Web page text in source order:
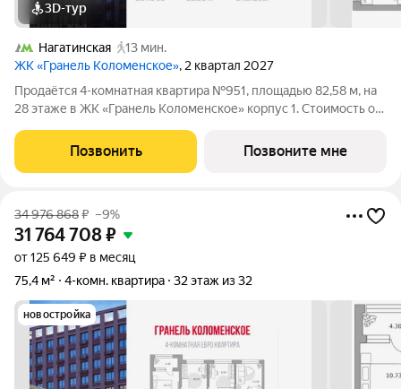
3D-тур
Нагатинская
13 мин.
ЖК «Гранель Коломенское», 2 квартал 2027
Продаётся 4-комнатная квартира №951, площадью 82,58 м, на
28 этаже в ЖК «Гранель Коломенское» корпус 1. Стоимость от
окна на улицу. Жилой квартал «Гранель Коломенское»
расположился на юге
Позвонить Позвоните мне
34 976 868₽ –9%
31 764 708₽
от 125 649 ₽ в месяц
75,4 м²
4-комн. квартира 32 этаж из 32
новостройка